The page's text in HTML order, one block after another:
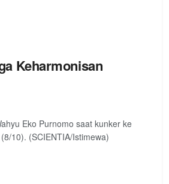
Keharmonisan
Eko Purnomo saat kunker ke
10). (SCIENTIA/Istimewa)